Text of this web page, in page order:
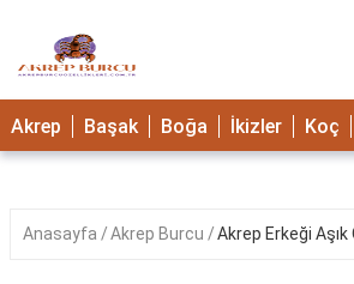
Akrep Başak Boğa İkizler Koç
Anasayfa Akrep Burcu Akrep Erkeği Aşık